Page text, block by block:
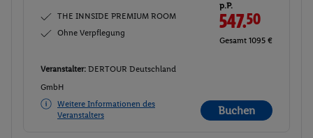
THE INNSIDE PREMIUM ROOM
Ohne Verpflegung
p.P.
547.50
Gesamt 1095 €
Veranstalter: DERTOUR Deutschland
GmbH
Weitere Informationen des
Veranstalters
Buchen